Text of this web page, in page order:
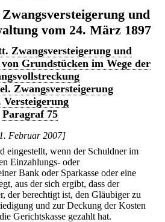
und
vom 24. März 1897
Zwangsversteigerung und
Grundstücken im Wege der
Zwangsversteigerung
Versteigerung
Paragraf 75
Februar 2007]
eingestellt, wenn der Schuldner im
Einzahlungs- oder
Bank oder Sparkasse oder eine
aus der sich ergibt, dass der
der berechtigt ist, den Gläubiger zu
und zur Deckung der Kosten
Gerichtskasse gezahlt hat.